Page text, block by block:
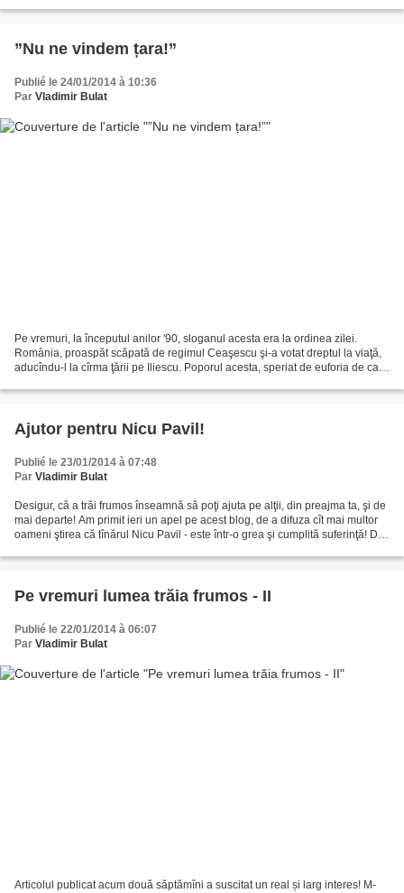
”Nu ne vindem țara!”
Publié le 24/01/2014 à 10:36
Par Vladimir Bulat
Pe vremuri, la începutul anilor '90, sloganul acesta era la ordinea zilei.
România, proaspăt scăpată de regimul Ceaşescu şi-a votat dreptul la viaţă,
aducîndu-l la cîrma ţării pe Iliescu. Poporul acesta, speriat de euforia de care
Ajutor pentru Nicu Pavil!
Publié le 23/01/2014 à 07:48
Par Vladimir Bulat
Desigur, că a trăi frumos înseamnă să poţi ajuta pe alţii, din preajma ta, şi de
mai departe! Am primit ieri un apel pe acest blog, de a difuza cît mai multor
oameni ştirea că tînărul Nicu Pavil - este într-o grea şi cumplită suferinţă! Din
Pe vremuri lumea trăia frumos - II
Publié le 22/01/2014 à 06:07
Par Vladimir Bulat
Articolul publicat acum două săptămîni a suscitat un real și larg interes! M-